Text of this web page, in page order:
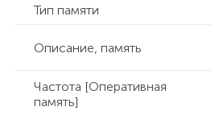
Тип памяти
Описание, память
Частота [Оперативная
память]